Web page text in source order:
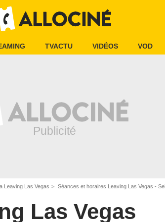
TVACTU VIDÉOS VOD
Leaving Las Vegas Séances et horaires Leaving Las Vegas -
Las Vegas